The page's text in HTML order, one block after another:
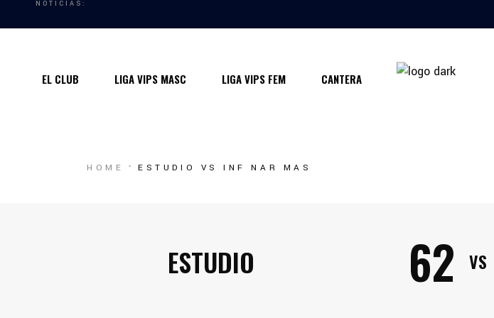
NOTICIAS:
EL CLUB
Quiénes somos
LIGA VIPS MASC LIGA VIPS FEM CANTERA
Contacto
HOME ESTUDIO VS INF NAR MAS
ESTUDIO 62 VS